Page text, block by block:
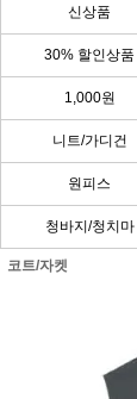
신상품
30% 할인상품
1,000원
니트/가디건
원피스
청바지/청치마
코트/자켓